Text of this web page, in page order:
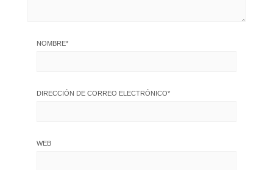
NOMBRE*
DIRECCIÓN DE CORREO ELECTRÓNICO*
WEB